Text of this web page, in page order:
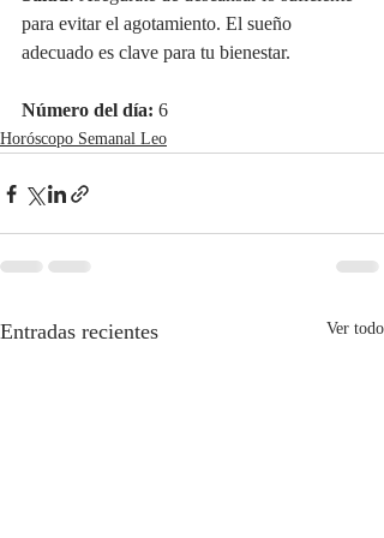
para evitar el agotamiento. El sueño
adecuado es clave para tu bienestar.
Número del día: 6
Horóscopo Semanal Leo
Entradas recientes Ver todo